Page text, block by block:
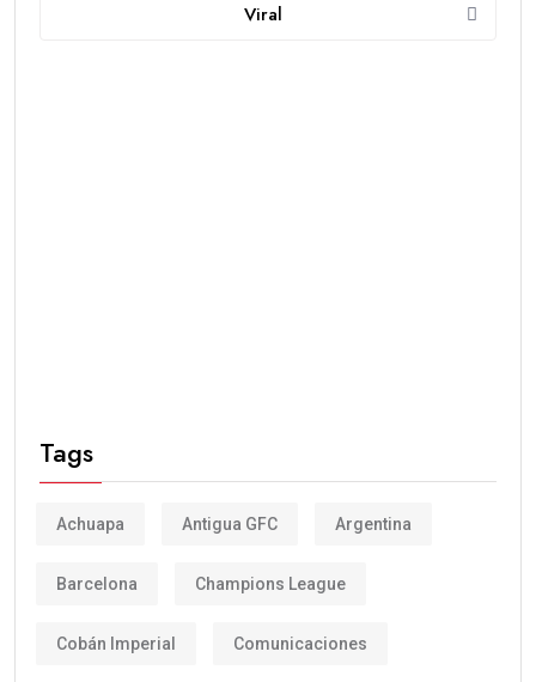
Viral
Tags
Achuapa Antigua GFC Argentina
Barcelona Champions League
Cobán Imperial Comunicaciones